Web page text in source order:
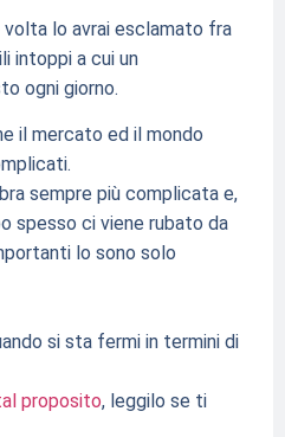
lo avrai esclamato fra
intoppi a cui un
ogni giorno.
il mercato ed il mondo
sempre più complicata e,
spesso ci viene rubato da
lo sono solo
si sta fermi in termini di
proposito, leggilo se ti